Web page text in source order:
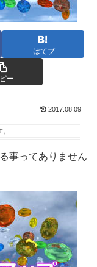
はてブ
ー
2017.08.09
事ってありません